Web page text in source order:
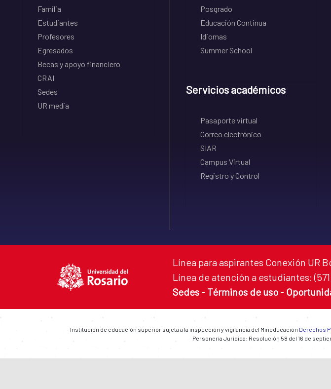
Familia
Estudiantes
Profesores
Egresados
Becas y apoyo financiero
CRAI
Sedes
UR media
Posgrado
Educación Continua
Idiomas
Summer School
Servicios académicos
Pasaporte virtual
Correo electrónico
SIAR
Campus Virtual
Registro y Control
Línea para aspirantes Conexión UR
Línea de atención a estudiantes:
Sedes - Términos de uso -
Institución de educación superior sujeta a la inspección y vigilancia del Mineducación Derechos
Personería Jurídica: Resolución 58 del 16 de